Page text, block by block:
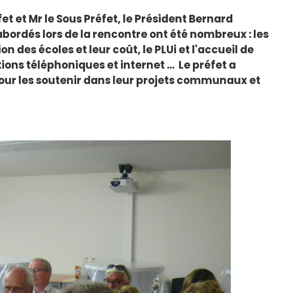
et Mr le Sous Préfet, le Président Bernard
lors de la rencontre ont été nombreux : les
des écoles et leur coût, le PLUi et l'accueil de
téléphoniques et internet ... Le préfet a
les soutenir dans leur projets communaux et